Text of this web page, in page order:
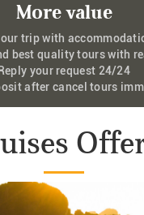
More value
trip with
best quality tours with
Reply your request 24/24
after cancel tours